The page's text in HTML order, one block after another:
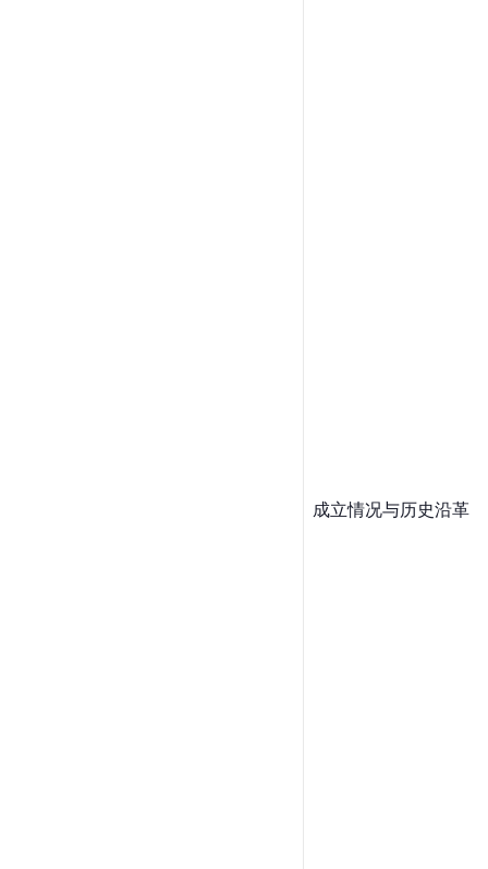
成立情况与历史沿革